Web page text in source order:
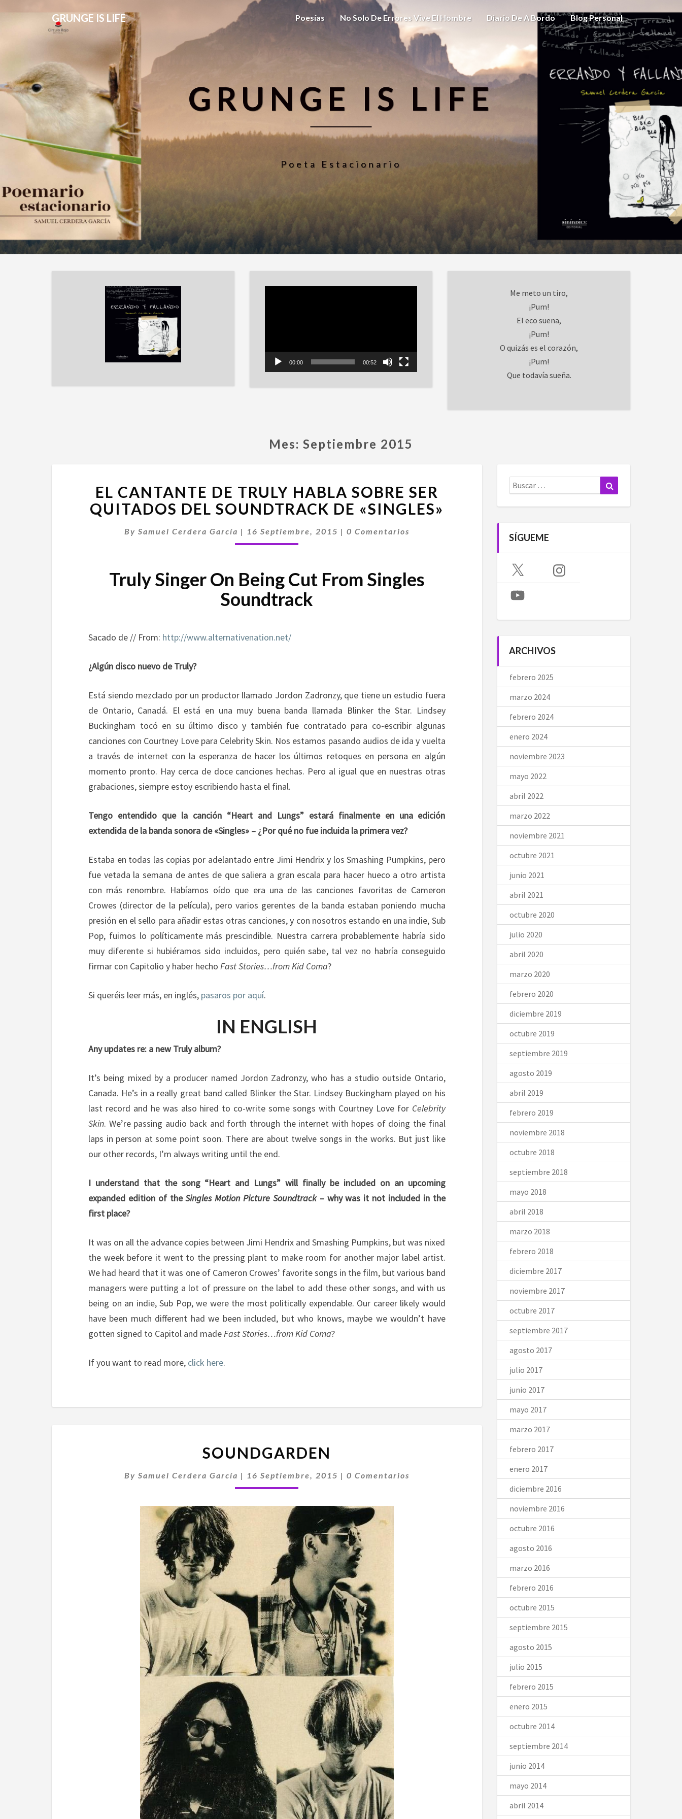
GRUNGE IS LIFE Poesías No Solo De Errores Vive El Hombre Diario De A Bordo Blog Personal
GRUNGE IS LIFE
Poeta Estacionario
00:00 00:52
Me meto un tiro,
¡Pum!
El eco suena,
¡Pum!
O quizás es el corazón,
¡Pum!
Que todavía sueña.
Mes: Septiembre 2015
CANTANTE
DE
TRULY
HABLA
SOBRE
DEL
SOUNDTRACK
DE
EL CANTANTE DE TRULY HABLA SOBRE SER
QUITADOS DEL SOUNDTRACK DE «SINGLES»
By Samuel Cerdera García | 16 Septiembre, 2015 | Comentarios
0 Comentarios
Truly Singer On Being Cut From Singles
Soundtrack
Sacado de // From: http://www.alternativenation.net/
¿Algún disco nuevo de Truly?
Está siendo mezclado por un productor llamado Jordon Zadronzy, que tiene un estudio fuera
de Ontario, Canadá. El está en una muy buena banda llamada Blinker the Star. Lindsey
Buckingham tocó en su último disco y también fue contratado para co-escribir algunas
canciones con Courtney Love para Celebrity Skin. Nos estamos pasando audios de ida y vuelta
a través de internet con la esperanza de hacerlos últimos retoques en persona en algún
momento pronto. Hay cerca de doce canciones hechas. Pero al igual que en nuestras otras
grabaciones, siempre estoy escribiendo hasta el final.
Tengo entendido que la canción “Heart and Lungs” estará finalmente en una edición
extendida de la banda sonora de «Singles» – ¿Por qué no fue incluida la primera vez?
Estaba en todas las copias por adelantado entre Jimi Hendrix y losSmashing Pumpkins, pero
fue vetada la semana de antes de que saliera a gran escala para hacer hueco a otro artista
con más renombre. Habíamos oído que era una de las canciones favoritas de Cameron
Crowes (director de la película), pero varios gerentes de la banda estaban poniendo mucha
presión en el sello para añadir estas otras canciones,y con nosotros estando en una indie, Sub
Pop, fuimos lo políticamente más prescindible. Nuestra carrera probablemente habría sido
muy diferente si hubiéramos sido incluidos, pero quién sabe, tal vez no habría conseguido
firmar con Capitolio y haber hecho Fast Stories…from Kid Coma?
Si queréis leer más, en inglés, pasaros por aquí.
IN ENGLISH
Any updates re: a new Truly album?
It’s being mixed by a producer named Jordon Zadronzy, who has a studio outside Ontario,
Canada. He’s in a really great band called Blinker the Star. Lindsey Buckingham played on his
last record and he was also hired to co-write some songs with Courtney Love for Celebrity
Skin. We’re passing audio back and forth through the internet with hopes of doing the final
laps in person at some point soon. There are about twelve songs in the works. But just like
our other records, I’m always writing until the end.
I understand that the song “Heart and Lungs” will finally be included on an upcoming
expanded edition of theSingles Motion Picture Soundtrack– why was it not included in the
first place?
It was on all the advance copies between Jimi Hendrix and Smashing Pumpkins, but was nixed
the week before it went to the pressing plant to make room for another major label artist.
We had heard that it was one of Cameron Crowes’ favorite songs in the film, but various band
managers were putting a lot of pressure on the label to add these other songs, and with us
being on an indie, Sub Pop, we were the most politically expendable. Our career likely would
have been much different had we been included, but who knows, maybe we wouldn’t have
gotten signed to Capitol and madeFast Stories…from Kid Coma?
If you want to read more, click here.
SOUNDGARDEN
By Samuel Cerdera García | 16 Septiembre, 2015 | Comentarios
0 Comentarios
Buscar:
SÍGUEME
X Instagram
YouTube
ARCHIVOS
febrero 2025
marzo 2024
febrero 2024
enero 2024
noviembre 2023
mayo 2022
abril 2022
marzo 2022
noviembre 2021
octubre 2021
junio 2021
abril 2021
octubre 2020
julio 2020
abril 2020
marzo 2020
febrero 2020
diciembre 2019
octubre 2019
septiembre 2019
agosto 2019
abril 2019
febrero 2019
noviembre 2018
octubre 2018
septiembre 2018
mayo 2018
abril 2018
marzo 2018
febrero 2018
diciembre 2017
noviembre 2017
octubre 2017
septiembre 2017
agosto 2017
julio 2017
junio 2017
mayo 2017
marzo 2017
febrero 2017
enero 2017
diciembre 2016
noviembre 2016
octubre 2016
agosto 2016
marzo 2016
febrero 2016
octubre 2015
septiembre 2015
agosto 2015
julio 2015
febrero 2015
enero 2015
octubre 2014
septiembre 2014
junio 2014
mayo 2014
abril 2014